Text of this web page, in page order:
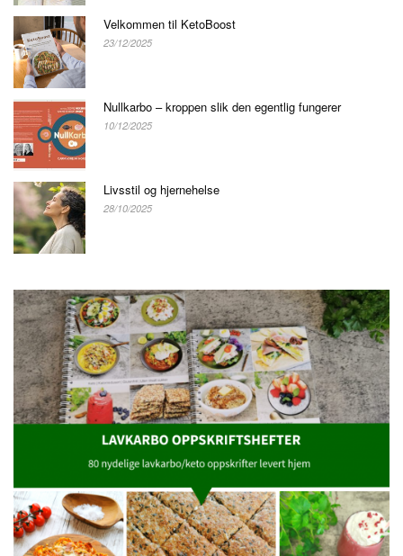
Velkommen til KetoBoost
23/12/2025
Nullkarbo – kroppen slik den egentlig fungerer
10/12/2025
Livsstil og hjernehelse
28/10/2025